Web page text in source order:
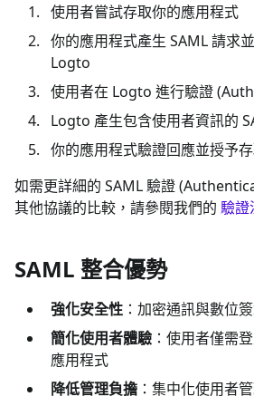
使用者嘗試存取你的應用程式
你的應用程式產生 SAML 請求
Logto
使用者在 Logto 進行驗證
Logto 產生包含使用者資訊的
你的應用程式驗證回應並授予
如需更詳細的 SAML 驗證
其他協議的比較，請參閱我們的 驗證
SAML 整合優勢
強化安全性 ：加密通訊與數位
簡化使用者體驗 ：使用者僅需
應用程式
降低管理負擔 ：集中化使用者